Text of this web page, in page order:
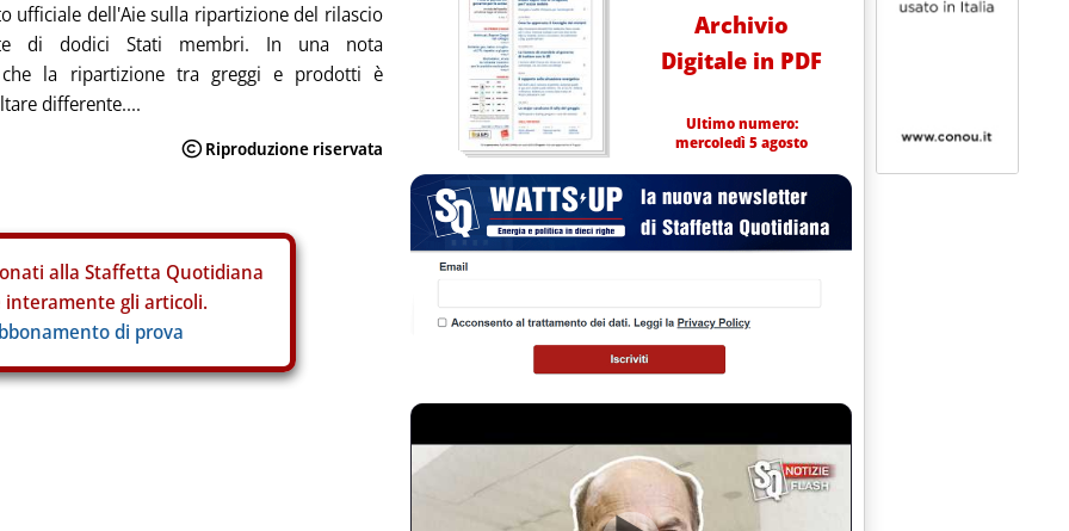
ufficiale dell'Aie sulla ripartizione del rilascio
di dodici Stati membri. In una nota
che la ripartizione tra greggi e prodotti è
differente....
alla Staffetta Quotidiana
interamente gli articoli.
di prova
Archivio
Digitale in PDF
Ultimo numero:
mercoledì 5 agosto